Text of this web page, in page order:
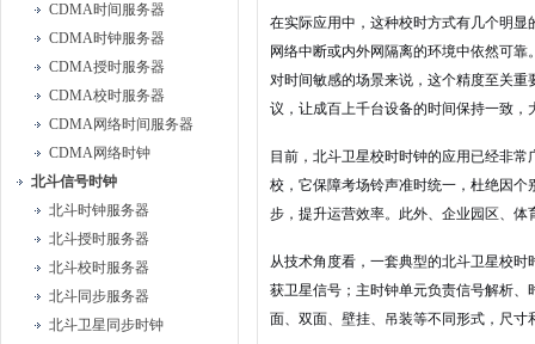
CDMA时间服务器
CDMA时钟服务器
CDMA授时服务器
CDMA校时服务器
CDMA网络时间服务器
CDMA网络时钟
北斗信号时钟
北斗时钟服务器
北斗授时服务器
北斗校时服务器
北斗同步服务器
北斗卫星同步时钟
在实际应用中，这种校时方式有几个明显
网络中断或内外网隔离的环境中依然可靠
对时间敏感的场景来说，这个精度至关重
议，让成百上千台设备的时间保持一致
目前，北斗卫星校时时钟的应用已经非
校，它保障考场铃声准时统一，杜绝因
步，提升运营效率。此外、企业园区、
从技术角度看，一套典型的北斗卫星校
获卫星信号；主时钟单元负责信号解析
面、双面、壁挂、吊装等不同形式，尺